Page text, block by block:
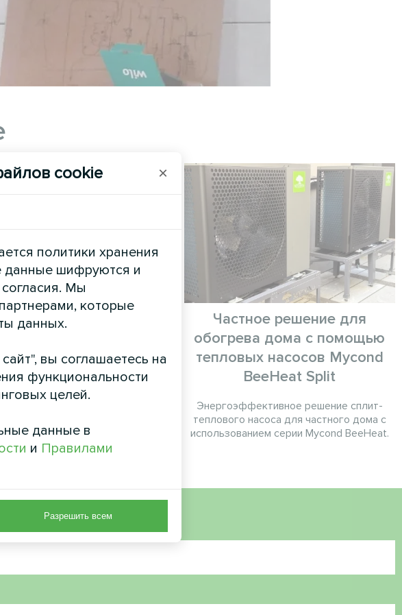
Офис
Basic
Частное решение для
обогрева дома с помощью
тепловых насосов Mycond
BeeHeat Split
Энергоэффективное решение сплит-
теплового насоса для частного дома с
использованием серии Mycond BeeHeat.
cookie ×
политики хранения
данные шифруются и
Мы
которые
данных.
вы соглашаетесь на
функциональности
целей.
данные в
и Правилами
Разрешить всем